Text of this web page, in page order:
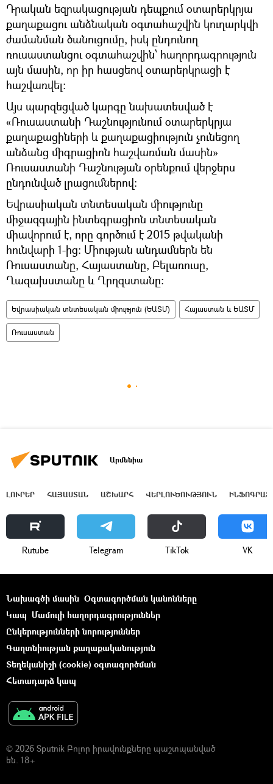
Դրական եզրակացության դեպքում օտարերկրյա
քաղաքացու անձնական օգտահաշվին կուղարկվի
ժամանման ծանուցումը, իսկ ընդունող
ռուսաստանցու օգտահաշվին՝ հաղորդագրություն
այն մասին, որ իր հասցեով օտարերկրացի է
հաշվառվել։
Այս պարզեցված կարգը նախատեսված է
«Ռուսաստանի Դաշնությունում օտարերկրյա
քաղաքացիների և քաղաքացիություն չունեցող
անձանց միգրացիոն հաշվառման մասին»
Ռուսաստանի Դաշնության օրենքում վերջերս
ընդունված լրացումներով:
Եվրասիական տնտեսական միությունը
միջազգային ինտեգրացիոն տնտեսական
միավորում է, որը գործում է 2015 թվականի
հունվարի 1-ից: Միության անդամներն են
Ռուսաստանը, Հայաստանը, Բելառուսը,
Ղազախստանը և Ղրղզստանը:
Եվրասիական տնտեսական միություն (ԵԱՏՄ) Հայաստան և ԵԱՏՄ
Ռուսաստան
Արմենիա
ԼՈՒՐԵՐ ՀԱՅԱՍՏԱՆ ԱՇԽԱՐՀ ՎԵՐԼՈՒԾՈՒԹՅՈՒՆ
Rutube Telegram ТikТоk VK
Նախագծի մասին Օգտագործման կանոնները
Կապ Մամուլի հաղորդագրություններ
Ընկերությունների նորություններ
Գաղտնիության քաղաքականություն
Տեղեկանիշի (cookie) օգտագործման
Հետադարձ կապ
© 2026 Sputnik Բոլոր իրավունքները պաշտպանված
են. 18+